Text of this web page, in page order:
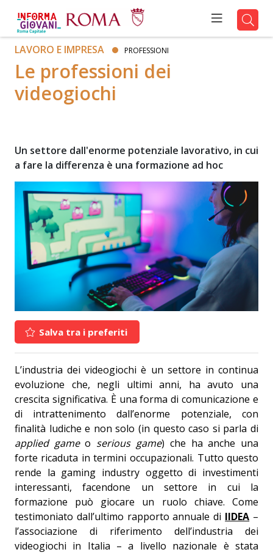
LAVORO E IMPRESA PROFESSIONI
Le professioni dei
videogiochi
Un settore dall'enorme potenziale lavorativo, in cui
a fare la differenza è una formazione ad hoc
Salva tra i preferiti
L’industria dei videogiochi è un settore in continua
evoluzione che, negli ultimi anni, ha avuto una
crescita significativa. È una forma di comunicazione e
di intrattenimento dall’enorme potenziale, con
finalità ludiche e non solo (in questo caso si parla di
applied gameo serious game) che ha anche una
forte ricaduta in termini occupazionali. Tutto questo
rende la gaming industry oggetto di investimenti
interessanti, facendone un settore in cui la
formazione può giocare un ruolo chiave. Come
testimoniato dall’ultimo rapporto annuale di IIDEA –
l’associazione di riferimento dell’industria dei
videogiochi in Italia – a livello nazionale è stata